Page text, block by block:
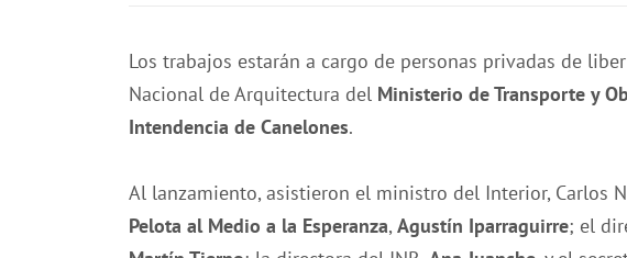
Los trabajos estarán a cargo de personas privadas de
Nacional de Arquitectura del Ministerio de Transporte y
Intendencia de Canelones.
Al lanzamiento, asistieron el ministro del Interior, Carlos
Pelota al Medio a la Esperanza, Agustín Iparraguirre; el